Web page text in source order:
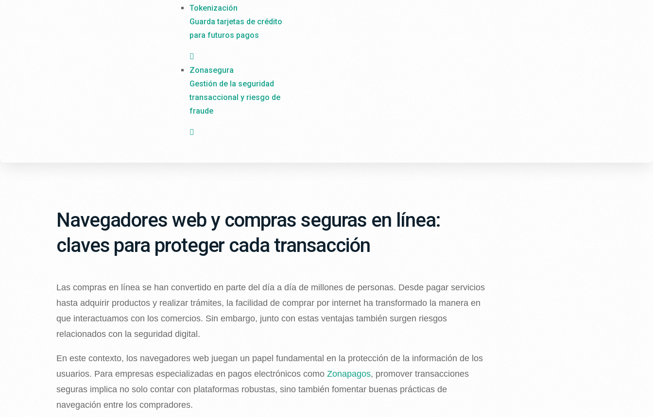
Tokenización
Guarda tarjetas de crédito
para futuros pagos
Zonasegura
Gestión de la seguridad
transaccional y riesgo de
fraude
Navegadores web y compras seguras en línea:
claves para proteger cada transacción
Las compras en línea se han convertido en parte del día a día de millones de personas. Desde pagar servicios
hasta adquirir productos y realizar trámites, la facilidad de comprar por internet ha transformado la manera en
que interactuamos con los comercios. Sin embargo, junto con estas ventajas también surgen riesgos
relacionados con la seguridad digital.
En este contexto, los navegadores web juegan un papel fundamental en la protección de la información de los
usuarios. Para empresas especializadas en pagos electrónicos como Zonapagos, promover transacciones
seguras implica no solo contar con plataformas robustas, sino también fomentar buenas prácticas de
navegación entre los compradores.